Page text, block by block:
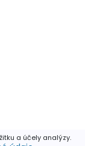
a účely analýzy.